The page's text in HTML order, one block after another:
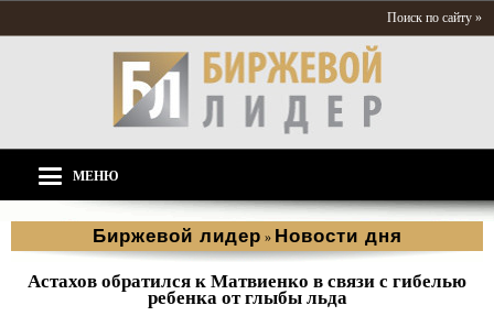
Поиск по сайту »
МЕНЮ
Биржевой лидер » Новости дня
Астахов обратился к Матвиенко в связи с гибелью
ребенка от глыбы льда